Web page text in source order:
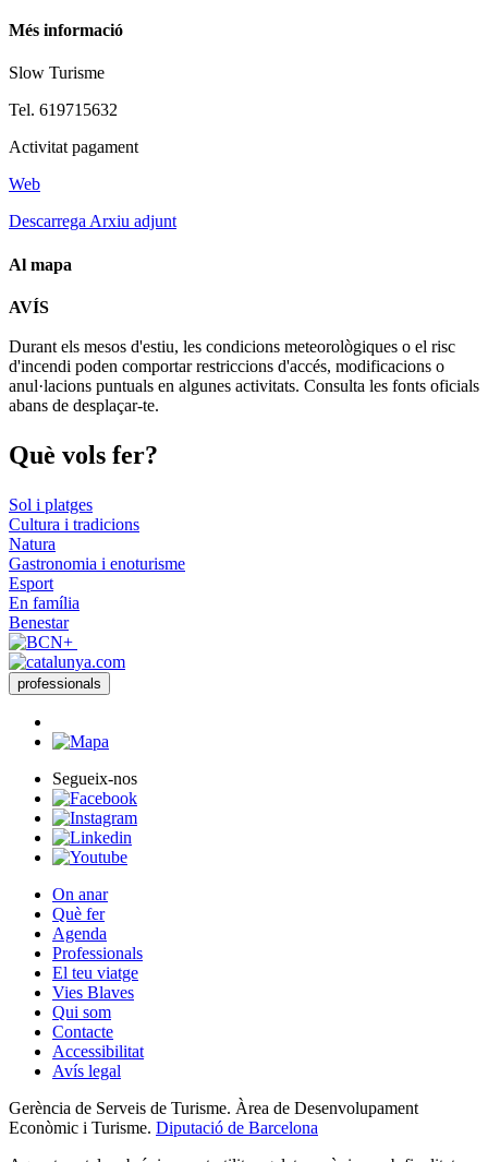
Més informació
Slow Turisme
Tel. 619715632
Activitat pagament
Web
Descarrega Arxiu adjunt
Al mapa
−
AVÍS
Durant els mesos d'estiu, les condicions meteorològiques o el risc
d'incendi poden comportar restriccions d'accés, modificacions o
anul·lacions puntuals en algunes activitats. Consulta les fonts oficials
abans de desplaçar-te.
Què vols fer?
Sol i platges
Cultura i tradicions
Natura
Gastronomia i enoturisme
Esport
En família
Benestar
professionals
Segueix-nos
On anar
Què fer
Agenda
Professionals
El teu viatge
Vies Blaves
Qui som
Contacte
Accessibilitat
Avís legal
Gerència de Serveis de Turisme. Àrea de Desenvolupament
Econòmic i Turisme. Diputació de Barcelona